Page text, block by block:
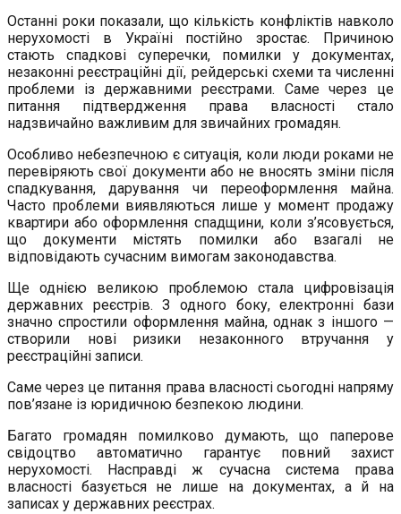
Останні роки показали, що кількість конфліктів навколо
нерухомості в Україні постійно зростає. Причиною
стають спадкові суперечки, помилки у документах,
незаконні реєстраційні дії, рейдерські схеми та численні
проблеми із державними реєстрами. Саме через це
питання підтвердження права власності стало
надзвичайно важливим для звичайних громадян.
Особливо небезпечною є ситуація, коли люди роками не
перевіряють свої документи або не вносять зміни після
спадкування, дарування чи переоформлення майна.
Часто проблеми виявляються лише у момент продажу
квартири або оформлення спадщини, коли з’ясовується,
що документи містять помилки або взагалі не
відповідають сучасним вимогам законодавства.
Ще однією великою проблемою стала цифровізація
державних реєстрів. З одного боку, електронні бази
значно спростили оформлення майна, однак з іншого —
створили нові ризики незаконного втручання у
реєстраційні записи.
Саме через це питання права власності сьогодні напряму
пов’язане із юридичною безпекою людини.
Багато громадян помилково думають, що паперове
свідоцтво автоматично гарантує повний захист
нерухомості. Насправді ж сучасна система права
власності базується не лише на документах, а й на
записах у державних реєстрах.